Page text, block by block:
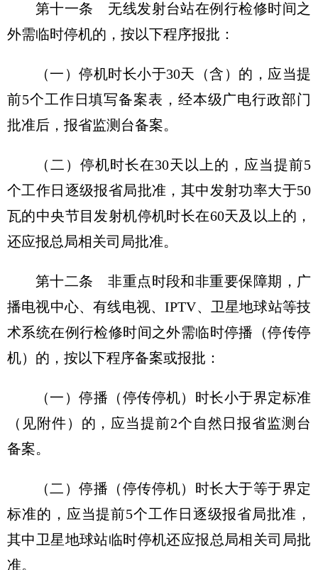
第十一条 无线发射台站在例行检修时间之
外需临时停机的，按以下程序报批：
（一）停机时长小于30天（含）的，应当提
前5个工作日填写备案表，经本级广电行政部门
批准后，报省监测台备案。
（二）停机时长在30天以上的，应当提前5
个工作日逐级报省局批准，其中发射功率大于50
瓦的中央节目发射机停机时长在60天及以上的，
还应报总局相关司局批准。
第十二条 非重点时段和非重要保障期，广
播电视中心、有线电视、IPTV、卫星地球站等技
术系统在例行检修时间之外需临时停播（停传停
机）的，按以下程序备案或报批：
（一）停播（停传停机）时长小于界定标准
（见附件）的，应当提前2个自然日报省监测台
备案。
（二）停播（停传停机）时长大于等于界定
标准的，应当提前5个工作日逐级报省局批准，
其中卫星地球站临时停机还应报总局相关司局批
准。